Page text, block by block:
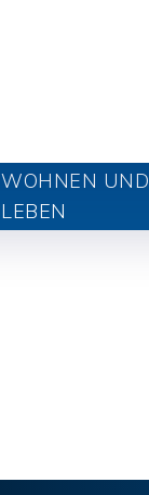
WOHNEN UND
LEBEN